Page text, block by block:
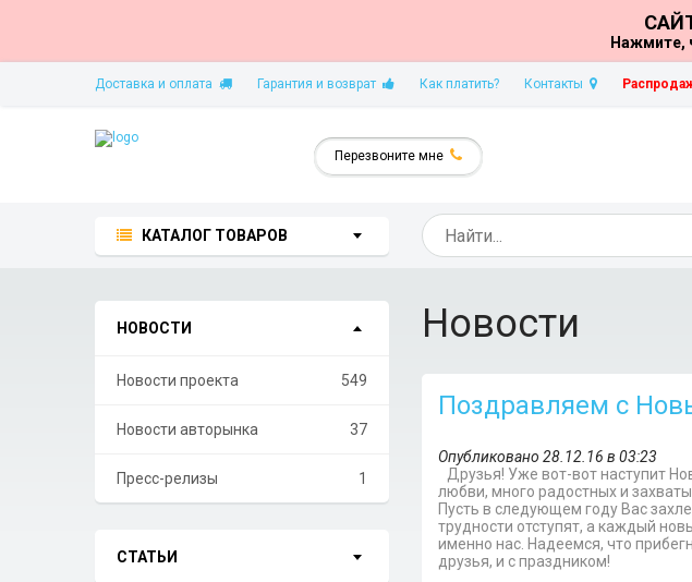
Нажмите,
Доставка и оплата Гарантия и возврат Как платить? Контакты
Перезвоните мне
КАТАЛОГ ТОВАРОВ
НОВОСТИ
Новости проекта 549
Новости авторынка 37
Пресс-релизы 1
СТАТЬИ
Новости
Поздравляем с
Опубликовано 28.12.16 в 03:23
Друзья! Уже вот-вот наступит
любви, много радостных и
Пусть в следующем году Вас
трудности отступят, а каждый
именно нас. Надеемся, что
друзья, и с праздником!